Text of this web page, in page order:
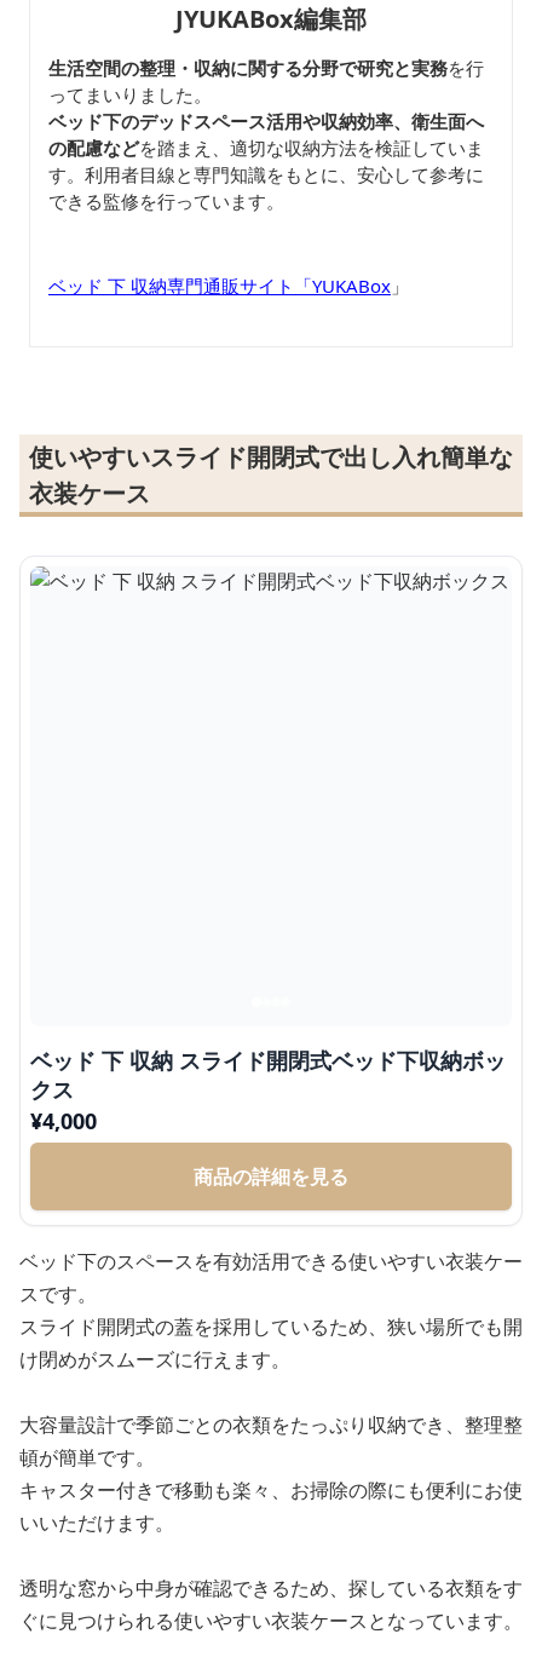
JYUKABox編集部
生活空間の整理・収納に関する分野で研究と実務を行
ってまいりました。
ベッド下のデッドスペース活用や収納効率、衛生面へ
の配慮などを踏まえ、適切な収納方法を検証していま
す。利用者目線と専門知識をもとに、安心して参考に
できる監修を行っています。
ベッド 下 収納専門通販サイト「YUKABox 」
使いやすいスライド開閉式で出し入れ簡単な
衣装ケース
ベッド 下 収納 スライド開閉式ベッド下収納ボッ
クス
¥4,000
商品の詳細を見る
ベッド下のスペースを有効活用できる使いやすい衣装ケー
スです。
スライド開閉式の蓋を採用しているため、狭い場所でも開
け閉めがスムーズに行えます。
大容量設計で季節ごとの衣類をたっぷり収納でき、整理整
頓が簡単です。
キャスター付きで移動も楽々、お掃除の際にも便利にお使
いいただけます。
透明な窓から中身が確認できるため、探している衣類をす
ぐに見つけられる使いやすい衣装ケースとなっています。